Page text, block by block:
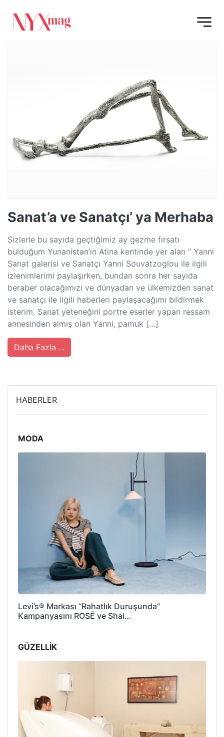
Sanat’a ve Sanatçı’ ya Merhaba
Sizlerle bu sayıda geçtiğimiz ay gezme fırsatı
bulduğum Yunanistan’ın Atina kentinde yer alan ” Yanni
Sanat galerisi ve Sanatçı Yanni Souvatzoglou ile ilgili
izlenimlerimi paylaşırken, bundan sonra her sayıda
beraber olacağımızı ve dünyadan ve ülkemizden sanat
ve sanatçı ile ilgili haberleri paylaşacağımı bildirmek
isterim. Sanat yeteneğini portre eserler yapan ressam
annesinden almış olan Yanni, pamuk […]
Daha Fazla ...
HABERLER
MODA
Levi’s® Markası “Rahatlık Duruşunda”
Kampanyasını ROSÉ ve Shai…
GÜZELLİK